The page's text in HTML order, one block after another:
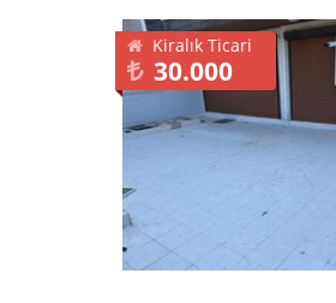
Kiralık Ticari
30.000